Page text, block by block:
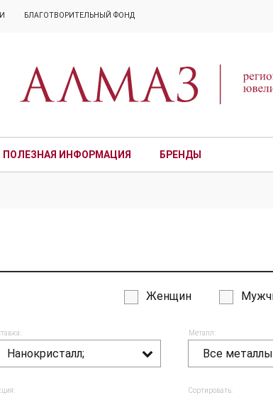
БЛАГОТВОРИТЕЛЬНЫЙ ФОНД
ПОЛЕЗНАЯ ИНФОРМАЦИЯ БРЕНДЫ
Женщин
Нанокристалл;
Металл:
Все металлы
Сортировать: